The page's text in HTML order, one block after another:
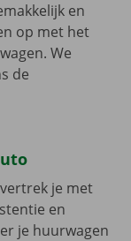
en
op met het
We
de
je met
en
je huurwagen